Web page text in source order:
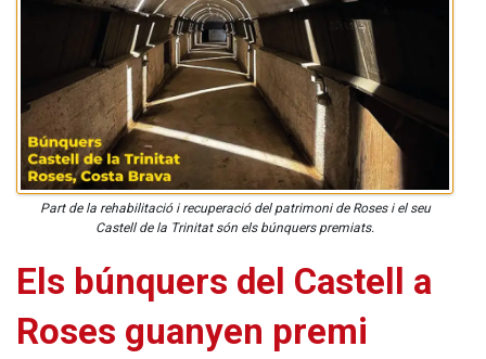
Part de la rehabilitació i recuperació del patrimoni de Roses i el seu
Castell de la Trinitat són els búnquers premiats.
Els búnquers del Castell a
Roses guanyen premi